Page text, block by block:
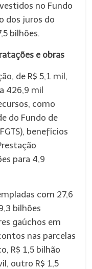
no Fundo
dos juros do
bilhões.
e obras
de R$ 5,1 mil,
426,9 mil
como
do Fundo de
benefícios
para 4,9
com 27,6
bilhões
gaúchos em
nas parcelas
R$ 1,5 bilhão
outro R$ 1,5